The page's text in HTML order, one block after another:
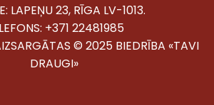
LAPEŅU 23, RĪGA LV-1013.
+371 22481985
© 2025 BIEDRĪBA «TAVI
DRAUGI»